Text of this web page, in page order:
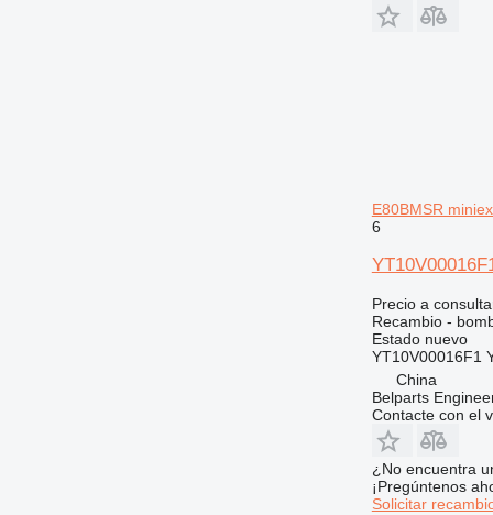
E80BMSR
6
Precio a
Recambio -
Estadonuevo
YT10V00016F1
China
Belparts
Contacte con el
¿No encuentra
¡Pregúntenos
Solicitar